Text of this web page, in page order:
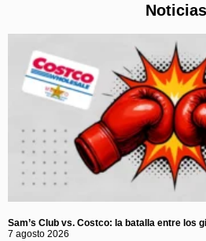
Noticias
Sam’s Club vs. Costco: la batalla entre los
7 agosto 2026